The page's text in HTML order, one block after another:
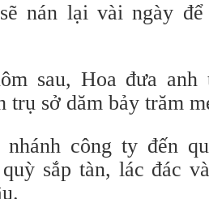
nán lại vài ngày để
sau, Hoa đưa
trụ sở dăm bảy trăm
công ty đến
sắp tàn, lác đác